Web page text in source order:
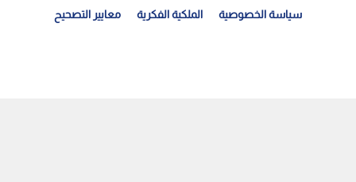
سياسة الخصوصية الملكية الفكرية معايير التصحيح